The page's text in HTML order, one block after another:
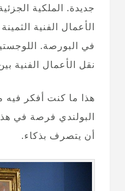
جديدة. الملكية
الأعمال الفنية
في البورصة.
نقل الأعمال الفنية
هذا ما كنت أفكر فيه
البولندي فرصة في
أن يتصرف بذكاء.